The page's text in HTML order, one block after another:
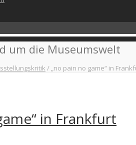
um die Museumswelt
/ „no pain no game“ in
in Frankfurt